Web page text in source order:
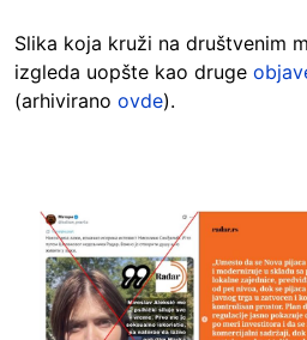
Slika koja kruži na društvenim
izgleda uopšte kao druge
(arhivirano ovde).
Image